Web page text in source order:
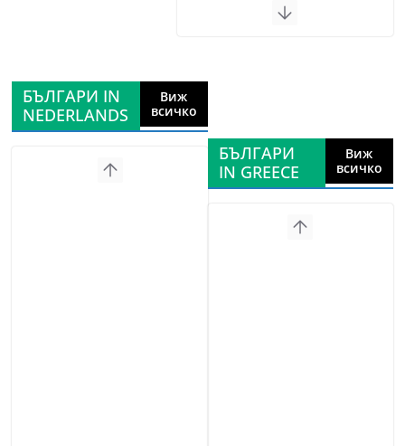
БЪЛГАРИ IN
NEDERLANDS
Виж
всичко
БЪЛГАРИ
IN GREECE
Виж
всичко